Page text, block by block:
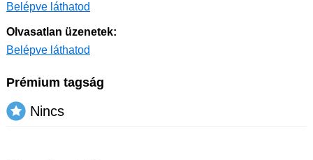
Belépve láthatod
Olvasatlan üzenetek:
Belépve láthatod
Prémium tagság
Nincs